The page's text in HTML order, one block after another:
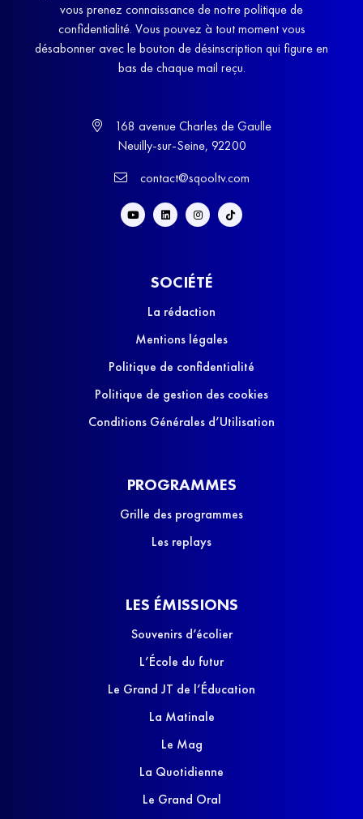
vous prenez connaissance de notre politique de
confidentialité. Vous pouvez à tout moment vous
désabonner avec le bouton de désinscription qui figure en
bas de chaque mail reçu.
168 avenue Charles de Gaulle
Neuilly-sur-Seine, 92200
contact@sqooltv.com
SOCIÉTÉ
La rédaction
Mentions légales
Politique de confidentialité
Politique de gestion des cookies
Conditions Générales d’Utilisation
PROGRAMMES
Grille des programmes
Les replays
LES ÉMISSIONS
Souvenirs d’écolier
L’École du futur
Le Grand JT de l’Éducation
La Matinale
Le Mag
La Quotidienne
Le Grand Oral